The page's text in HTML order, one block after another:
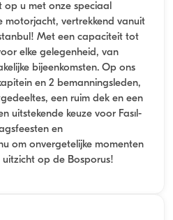
op u met onze speciaal
motorjacht, vertrekkend vanuit
Met een capaciteit tot
elke gelegenheid, van
bijeenkomsten. Op ons
en 2 bemanningsleden,
een ruim dek en een
uitstekende keuze voor Fasıl-
en
om onvergetelijke momenten
op de Bosporus!